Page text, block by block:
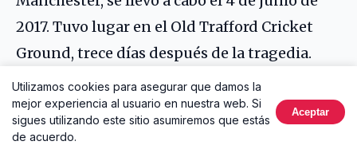
2017. Tuvo lugar en el Old Trafford Cricket
Ground, trece días después de la tragedia.
En One Love Mánchester se presentaron
varios cantantes célebres. Entre ellos,
Utilizamos cookies para asegurar que damos la
mejor experiencia al usuario en nuestra web. Si
sigues utilizando este sitio asumiremos que estás
de acuerdo.
Aceptar